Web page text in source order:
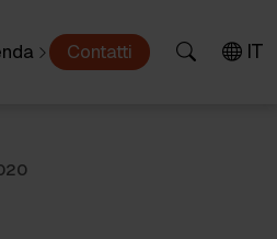
Contatti IT